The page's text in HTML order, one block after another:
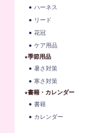
ハーネス
リード
花冠
ケア用品
★季節用品
暑さ対策
寒さ対策
★書籍・カレンダー
書籍
カレンダー